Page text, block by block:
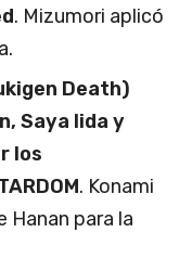
. Mizumori aplicó
Death)
Saya Iida y
los
. Konami
Hanan para la